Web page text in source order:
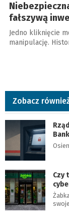
fałszywą
Jedno kliknięcie
manipulację.
Zobacz
Czy